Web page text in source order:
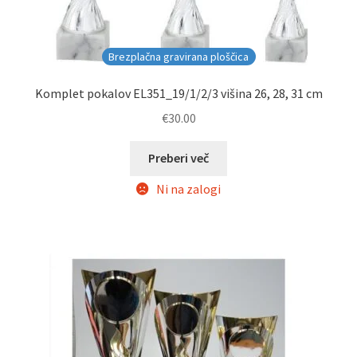
Brezplačna gravirana ploščica
Komplet pokalov EL351_19/1/2/3 višina 26, 28, 31 cm
€30.00
Preberi več
Ni na zalogi